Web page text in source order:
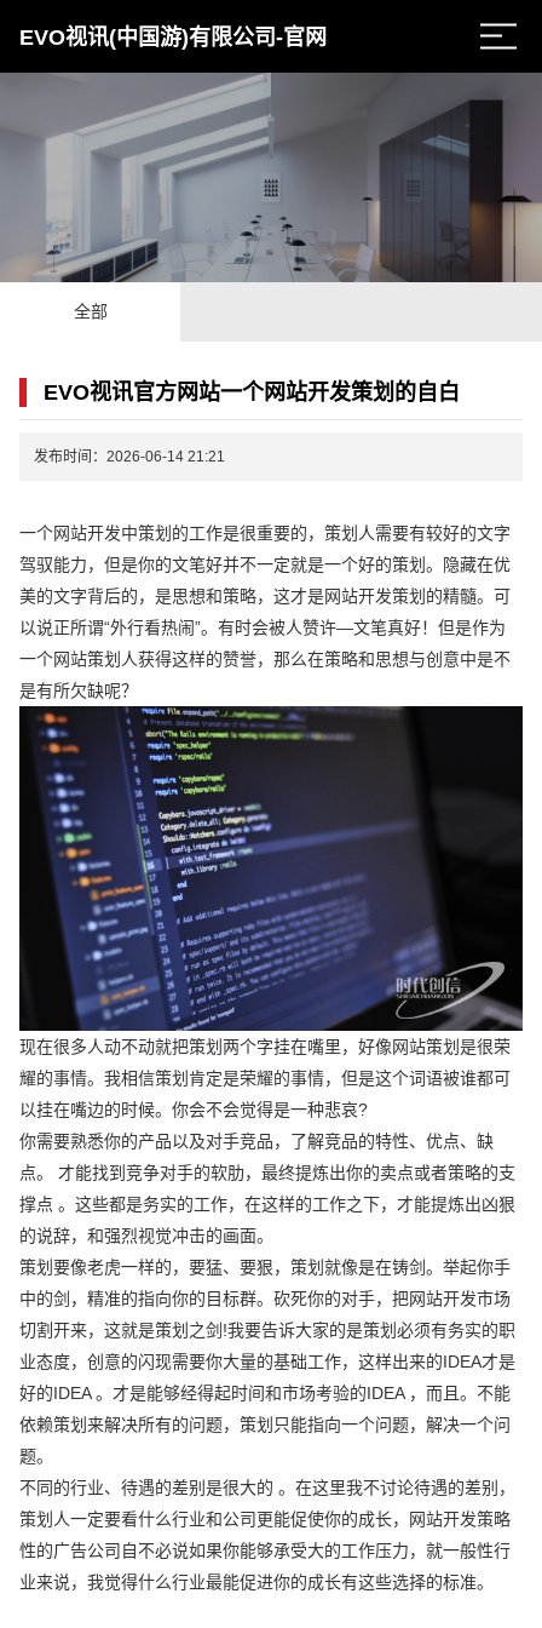
EVO视讯(中国游)有限公司-官网
全部
EVO视讯官方网站一个网站开发策划的自白
发布时间：2026-06-14 21:21
一个网站开发中策划的工作是很重要的，策划人需要有较好的文字
驾驭能力，但是你的文笔好并不一定就是一个好的策划。隐藏在优
美的文字背后的，是思想和策略，这才是网站开发策划的精髓。可
以说正所谓“外行看热闹”。有时会被人赞许—文笔真好！但是作为
一个网站策划人获得这样的赞誉，那么在策略和思想与创意中是不
是有所欠缺呢？
现在很多人动不动就把策划两个字挂在嘴里，好像网站策划是很荣
耀的事情。我相信策划肯定是荣耀的事情，但是这个词语被谁都可
以挂在嘴边的时候。你会不会觉得是一种悲哀?
你需要熟悉你的产品以及对手竞品，了解竞品的特性、优点、缺
点。 才能找到竞争对手的软肋，最终提炼出你的卖点或者策略的支
撑点 。这些都是务实的工作，在这样的工作之下，才能提炼出凶狠
的说辞，和强烈视觉冲击的画面。
策划要像老虎一样的，要猛、要狠，策划就像是在铸剑。举起你手
中的剑，精准的指向你的目标群。砍死你的对手，把网站开发市场
切割开来，这就是策划之剑!我要告诉大家的是策划必须有务实的职
业态度，创意的闪现需要你大量的基础工作，这样出来的IDEA才是
好的IDEA 。才是能够经得起时间和市场考验的IDEA ，而且。不能
依赖策划来解决所有的问题，策划只能指向一个问题，解决一个问
题。
不同的行业、待遇的差别是很大的 。在这里我不讨论待遇的差别，
策划人一定要看什么行业和公司更能促使你的成长，网站开发策略
性的广告公司自不必说如果你能够承受大的工作压力，就一般性行
业来说，我觉得什么行业最能促进你的成长有这些选择的标准。